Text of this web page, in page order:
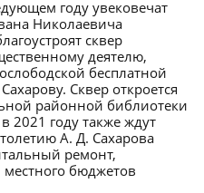
году увековечат
Николаевича
сквер
деятелю,
бесплатной
Сквер откроется
районной библиотеки
2021 году также ждут
А. Д. Сахарова
ремонт,
бюджетов